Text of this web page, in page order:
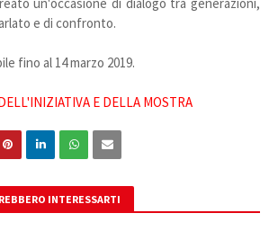
un'occasione di dialogo tra generazioni,
e di confronto.
fino al 14 marzo 2019.
E DELLA MOSTRA
INTERESSARTI